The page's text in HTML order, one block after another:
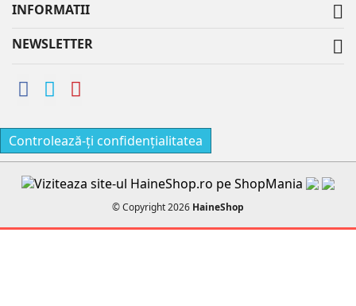
INFORMATII 
NEWSLETTER 
Controlează-ți confidențialitatea
© Copyright 2026 HaineShop